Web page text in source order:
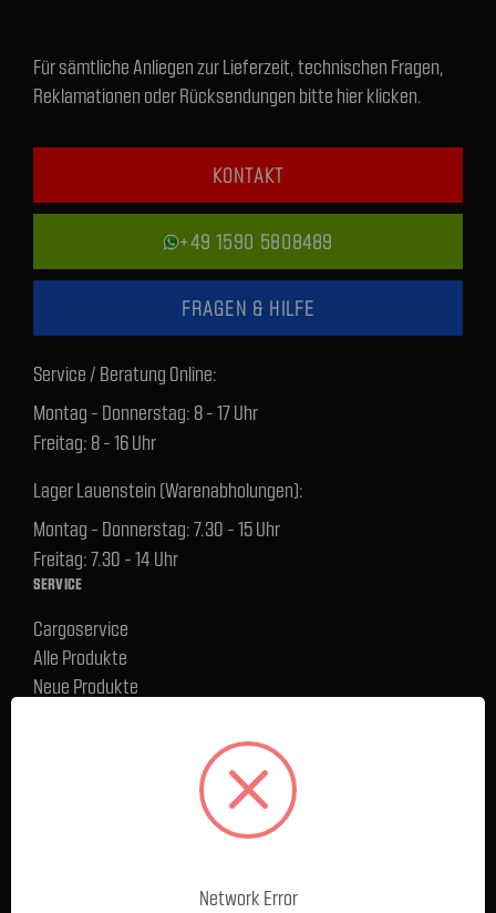
Für sämtliche Anliegen zur Lieferzeit, technischen Fragen,
Reklamationen oder Rücksendungen bitte hier klicken.
KONTAKT
+49 1590 5808489
FRAGEN & HILFE
Service / Beratung Online:
Montag - Donnerstag: 8 - 17 Uhr
Freitag: 8 - 16 Uhr
Lager Lauenstein (Warenabholungen):
Montag - Donnerstag: 7.30 - 15 Uhr
Freitag: 7.30 - 14 Uhr
SERVICE
Cargoservice
Alle Produkte
Neue Produkte
Versand und Zahlungsbedingungen
Ford Performance Racing Parts
Network Error